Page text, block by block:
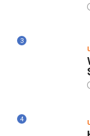
3
4